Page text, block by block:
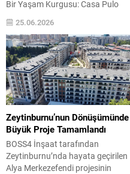
Bir Yaşam Kurgusu: Casa Pulo
Mimari tasarım, iç mekan tasarımı
ve şantiye kontrolünde bütüncül
bir yaklaşım benimseyen BAD-
Başak Akkoyunlu Design imzasını
taşıyan Casa Pulo, adını
Latince’de “ada” anlamına gelen
pulo kelimesinden alıyor ve
tasarımın odağına yerleştirilen
Çelebi Adası’na zarif bir
gönderme yapıyor. Bölgedeki
yaygın...
25.06.2026
Zeytinburnu’nun Dönüşümünde
Büyük Proje Tamamlandı
BOSS4 İnşaat tarafından
Zeytinburnu’nda hayata geçirilen
Alya Merkezefendi projesinin